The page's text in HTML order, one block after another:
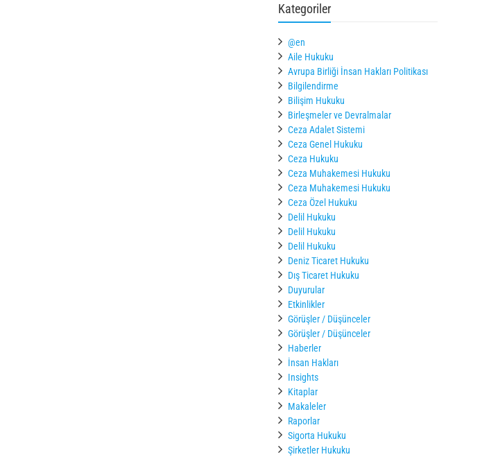
Kategoriler
@en
Aile Hukuku
Avrupa Birliği İnsan Hakları Politikası
Bilgilendirme
Bilişim Hukuku
Birleşmeler ve Devralmalar
Ceza Adalet Sistemi
Ceza Genel Hukuku
Ceza Hukuku
Ceza Muhakemesi Hukuku
Ceza Muhakemesi Hukuku
Ceza Özel Hukuku
Delil Hukuku
Delil Hukuku
Delil Hukuku
Deniz Ticaret Hukuku
Dış Ticaret Hukuku
Duyurular
Etkinlikler
Görüşler / Düşünceler
Görüşler / Düşünceler
Haberler
İnsan Hakları
Insights
Kitaplar
Makaleler
Raporlar
Sigorta Hukuku
Şirketler Hukuku